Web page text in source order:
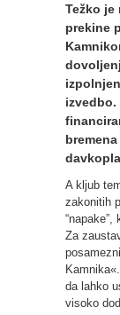
Težko je
prekine
izvedbo.
A kljub
zakonitih
Za
da lahko
visoko